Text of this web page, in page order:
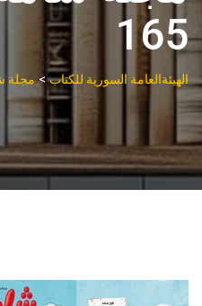
165
الهيئةالعامة السورية للكتاب>مجلة